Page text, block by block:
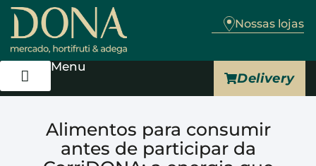
Nossas lojas
Menu
Delivery
Alimentos para consumir
antes de participar da